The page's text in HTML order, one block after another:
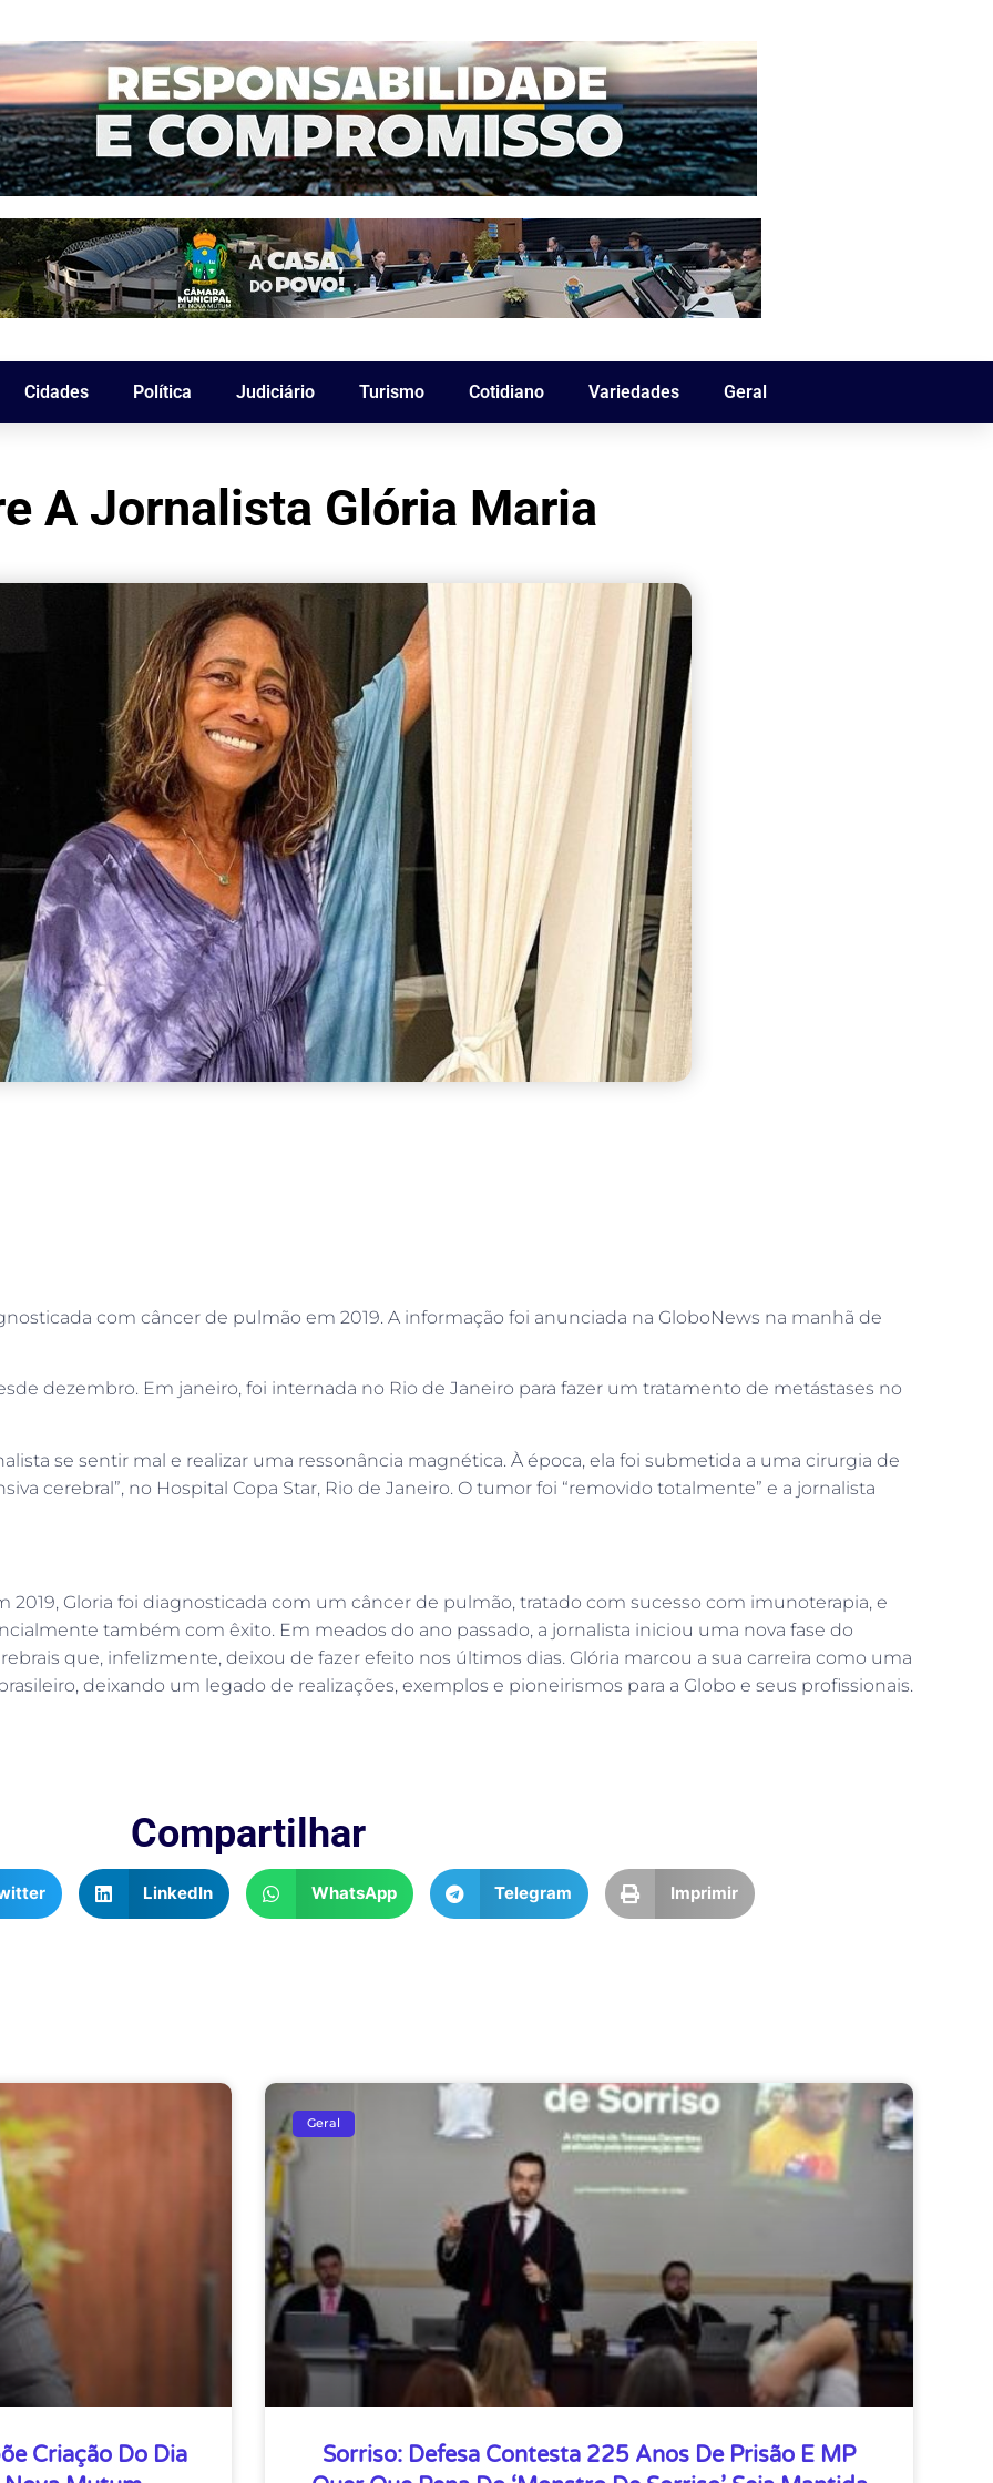
Cidades Política Judiciário Turismo Cotidiano Variedades Geral
A Jornalista Glória Maria
com câncer de pulmão em 2019. A informação foi anunciada na GloboNews na manhã de
dezembro. Em janeiro, foi internada no Rio de Janeiro para fazer um tratamento de metástases no
se sentir mal e realizar uma ressonância magnética. À época, ela foi submetida a uma cirurgia de
cerebral”, no Hospital Copa Star, Rio de Janeiro. O tumor foi “removido totalmente” e a jornalista
2019, Gloria foi diagnosticada com um câncer de pulmão, tratado com sucesso com imunoterapia, e
também com êxito. Em meados do ano passado, a jornalista iniciou uma nova fase do
que, infelizmente, deixou de fazer efeito nos últimos dias. Glória marcou a sua carreira como uma
deixando um legado de realizações, exemplos e pioneirismos para a Globo e seus profissionais.
Compartilhar
LinkedIn WhatsApp Telegram Imprimir
Criação Do Dia
Geral
Sorriso: Defesa Contesta 225 Anos De Prisão E MP